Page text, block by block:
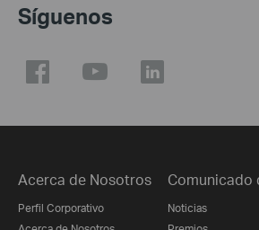
Síguenos
Acerca de Nosotros
Perfil Corporativo
Comunicado
Noticias